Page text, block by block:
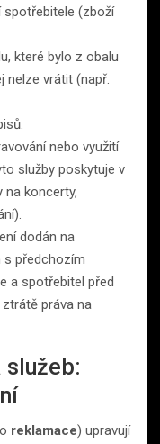
spotřebitele (zboží
které bylo z obalu
nelze vrátit (např.
nebo využití
služby poskytuje v
na koncerty,
dodán na
s předchozím
a spotřebitel před
práva na
služeb:
reklamace) upravují